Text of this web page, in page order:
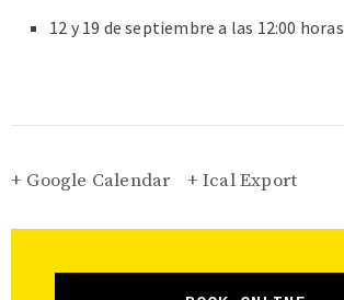
12 y 19 de septiembre a las 12:00 horas
+ Google Calendar + Ical Export